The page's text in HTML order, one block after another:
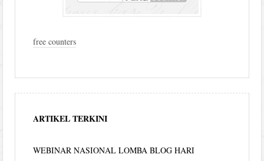
free counters
ARTIKEL TERKINI
WEBINAR NASIONAL LOMBA BLOG HARI